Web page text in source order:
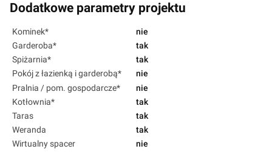
Dodatkowe parametry projektu
Kominek*
nie
Garderoba*
tak
Spiżarnia*
tak
Pokój z łazienką i garderobą*
nie
Pralnia / pom. gospodarcze*
nie
Kotłownia*
tak
Taras
tak
Weranda
tak
Wirtualny spacer
nie